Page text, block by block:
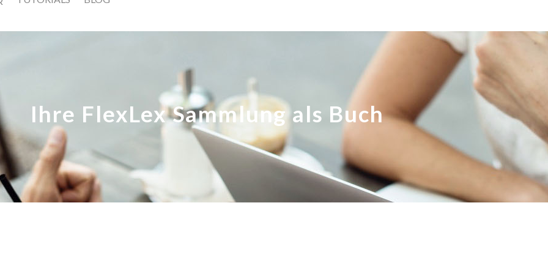
Ihre FlexLex Sammlung als Buch